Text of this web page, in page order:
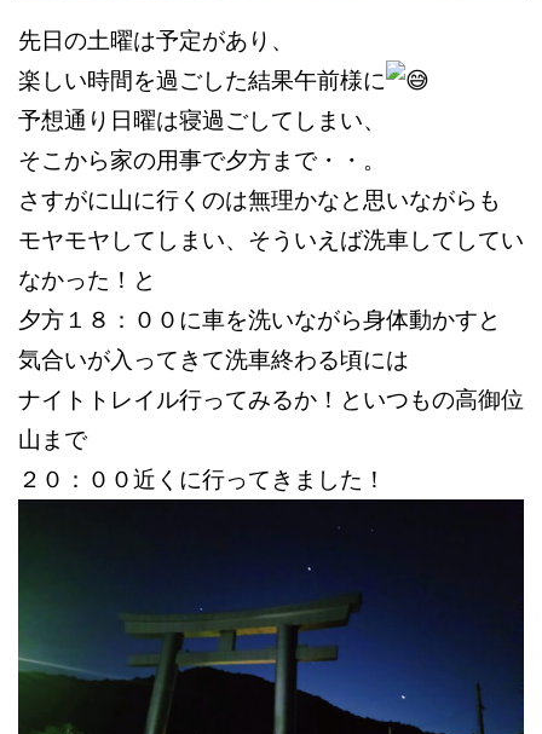
先日の土曜は予定があり、
楽しい時間を過ごした結果午前様に
予想通り日曜は寝過ごしてしまい、
そこから家の用事で夕方まで・・。
さすがに山に行くのは無理かなと思いながらも
モヤモヤしてしまい、そういえば洗車してしてい
なかった！と
夕方１８：００に車を洗いながら身体動かすと
気合いが入ってきて洗車終わる頃には
ナイトトレイル行ってみるか！といつもの高御位
山まで
２０：００近くに行ってきました！